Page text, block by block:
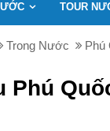
TOUR
Trong Nước Phú
Phú